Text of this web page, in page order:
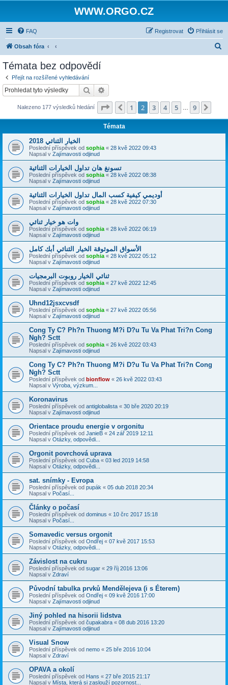
WWW.ORGO.CZ
FAQ Přihlásit se
Registrovat
Obsah fóra
Témata bez odpovědí
Přejít na rozšířené vyhledávání
Hledat
Nalezeno 177 výsledků hledání Stránka z
Předchozí
1 2 3 4 5 9
Témata
الخيار الثنائي 2018
Poslední příspěvek od sophia « 28 kvě 2022 09:43
Napsal v Zajímavosti odjinud
تسونغ هان تداول الخيارات الثنائية
Poslední příspěvek od sophia « 28 kvě 2022 08:38
Napsal v Zajímavosti odjinud
أوديمي كيفية كسب المال تداول الخيارات الثنائية
Poslední příspěvek od sophia « 28 kvě 2022 07:30
Napsal v Zajímavosti odjinud
وات هو خيار ثنائي
Poslední příspěvek od sophia « 28 kvě 2022 06:19
Napsal v Zajímavosti odjinud
الأسواق الموثوقة الخيار الثنائي أبك كامل
Poslední příspěvek od sophia « 28 kvě 2022 05:12
Napsal v Zajímavosti odjinud
ثنائي الخيار روبوت البرمجيات
Poslední příspěvek od sophia « 27 kvě 2022 12:45
Napsal v Zajímavosti odjinud
Uhnd12jsxcvsdf
Poslední příspěvek od sophia « 27 kvě 2022 05:56
Napsal v Zajímavosti odjinud
Cong Ty C? Ph?n Thuong M?i D?u Tu Va Phat Tri?n Cong
Ngh? Sctt
Poslední příspěvek od sophia « 26 kvě 2022 03:43
Napsal v Zajímavosti odjinud
Cong Ty C? Ph?n Thuong M?i D?u Tu Va Phat Tri?n Cong
Ngh? Sctt
Poslední příspěvek od bionflow « 26 kvě 2022 03:43
Napsal v Výroba, výzkum...
Koronavirus
Poslední příspěvek od antiglobalista « 30 bře 2020 20:19
Napsal v Zajímavosti odjinud
Orientace proudu energie v orgonitu
Poslední příspěvek od JanieB « 24 zář 2019 12:11
Napsal v Otázky, odpovědi...
Orgonit povrchová uprava
Poslední příspěvek od Cuba « 03 led 2019 14:58
Napsal v Otázky, odpovědi...
sat. snímky - Evropa
Poslední příspěvek od pupák « 05 dub 2018 20:34
Napsal v Počasí...
Články o počasí
Poslední příspěvek od dominus « 10 črc 2017 15:18
Napsal v Počasí...
Somavedic versus orgonit
Poslední příspěvek od Ondřej « 07 kvě 2017 15:53
Napsal v Otázky, odpovědi...
Závislost na cukru
Poslední příspěvek od sugar « 29 říj 2016 13:06
Napsal v Zdraví
Původní tabulka prvků Mendělejeva (i s Éterem)
Poslední příspěvek od Ondřej « 09 kvě 2016 17:00
Napsal v Zajímavosti odjinud
Jiný pohled na hisorii lidstva
Poslední příspěvek od čupakabra « 08 dub 2016 13:20
Napsal v Zajímavosti odjinud
Visual Snow
Poslední příspěvek od nemo « 25 bře 2016 10:04
Napsal v Zdraví
OPAVA a okolí
Poslední příspěvek od Hans « 27 bře 2015 21:17
Napsal v Místa, která si zaslouží pozornost...